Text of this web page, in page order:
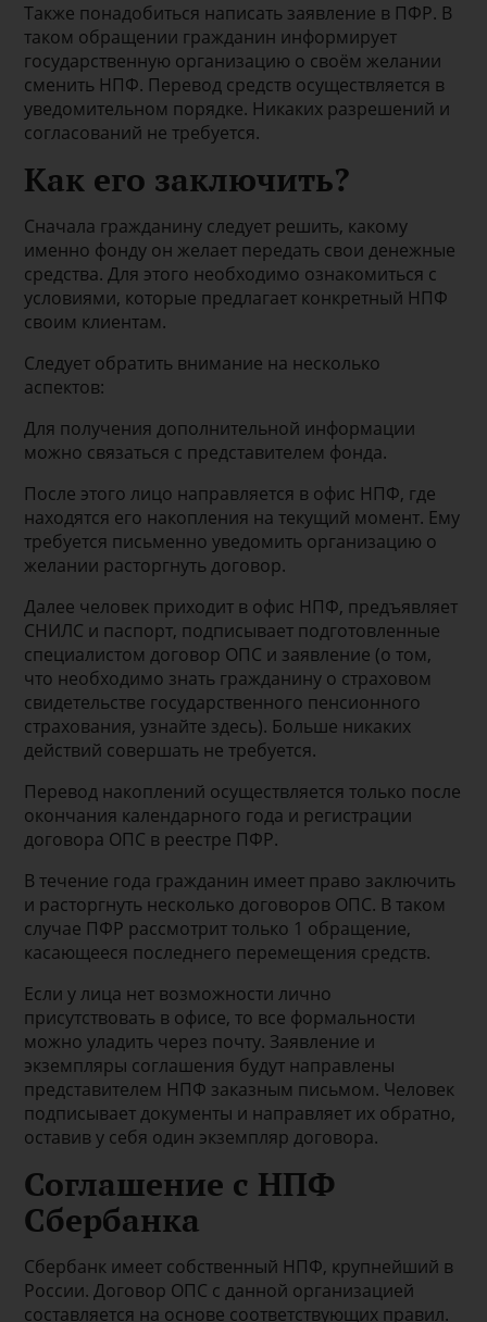
Также понадобиться написать заявление в ПФР. В
таком обращении гражданин информирует
государственную организацию о своём желании
сменить НПФ. Перевод средств осуществляется в
уведомительном порядке. Никаких разрешений и
согласований не требуется.
Как его заключить?
Сначала гражданину следует решить, какому
именно фонду он желает передать свои денежные
средства. Для этого необходимо ознакомиться с
условиями, которые предлагает конкретный НПФ
своим клиентам.
Следует обратить внимание на несколько
аспектов:
Для получения дополнительной информации
можно связаться с представителем фонда.
После этого лицо направляется в офис НПФ, где
находятся его накопления на текущий момент. Ему
требуется письменно уведомить организацию о
желании расторгнуть договор.
Далее человек приходит в офис НПФ, предъявляет
СНИЛС и паспорт, подписывает подготовленные
специалистом договор ОПС и заявление (о том,
что необходимо знать гражданину о страховом
свидетельстве государственного пенсионного
страхования, узнайте здесь). Больше никаких
действий совершать не требуется.
Перевод накоплений осуществляется только после
окончания календарного года и регистрации
договора ОПС в реестре ПФР.
В течение года гражданин имеет право заключить
и расторгнуть несколько договоров ОПС. В таком
случае ПФР рассмотрит только 1 обращение,
касающееся последнего перемещения средств.
Если у лица нет возможности лично
присутствовать в офисе, то все формальности
можно уладить через почту. Заявление и
экземпляры соглашения будут направлены
представителем НПФ заказным письмом. Человек
подписывает документы и направляет их обратно,
оставив у себя один экземпляр договора.
Соглашение с НПФ
Сбербанка
Сбербанк имеет собственный НПФ, крупнейший в
России. Договор ОПС с данной организацией
составляется на основе соответствующих правил.